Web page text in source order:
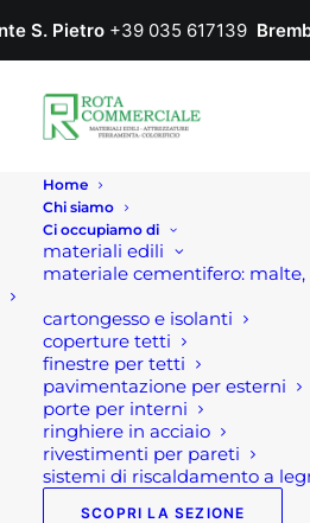
S. Pietro +39 035 617139
Home
Chi siamo
Ci occupiamo di
materiali edili
materiale cementifero:
cartongesso e isolanti
coperture tetti
finestre per tetti
pavimentazione per esterni
porte per interni
ringhiere in acciaio
rivestimenti per pareti
sistemi di riscaldamento a
SCOPRI LA SEZIONE